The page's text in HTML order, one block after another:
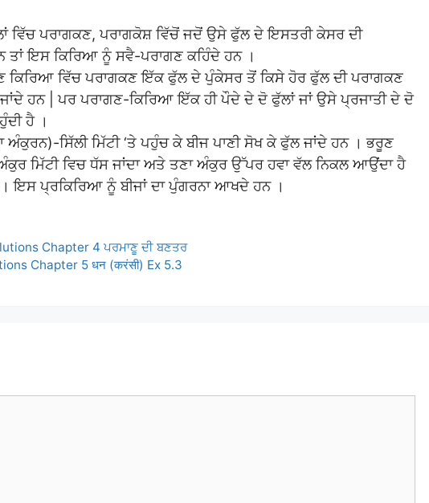
ਵਿੱਚ ਪਰਾਗਕਣ, ਪਰਾਗਕੋਸ਼ ਵਿੱਚੋਂ ਜਦੋਂ ਉਸੇ ਫੁੱਲ ਦੇ ਇਸਤਰੀ ਕੇਸਰ ਦੀ
ਤਾਂ ਇਸ ਕਿਰਿਆ ਨੂੰ ਸਵੈ-ਪਰਾਗਣ ਕਹਿੰਦੇ ਹਨ ।
ਕਿਰਿਆ ਵਿੱਚ ਪਰਾਗਕਣ ਇੱਕ ਫੁੱਲ ਦੇ ਪੁੰਕੇਸਰ ਤੋਂ ਕਿਸੇ ਹੋਰ ਫੁੱਲ ਦੀ ਪਰਾਗਕਣ
ਹਨ | ਪਰ ਪਰਾਗਣ-ਕਿਰਿਆ ਇੱਕ ਹੀ ਪੌਦੇ ਦੇ ਦੋ ਫੁੱਲਾਂ ਜਾਂ ਉਸੇ ਪ੍ਰਜਾਤੀ ਦੇ ਦੋ
ਹੈ ।
ਅੰਕੁਰਨ)-ਸਿੱਲੀ ਮਿੱਟੀ ‘ਤੇ ਪਹੁੰਚ ਕੇ ਬੀਜ ਪਾਣੀ ਸੋਖ ਕੇ ਫੁੱਲ ਜਾਂਦੇ ਹਨ । ਭਰੂਣ
ਮਿੱਟੀ ਵਿਚ ਧੱਸ ਜਾਂਦਾ ਅਤੇ ਤਣਾ ਅੰਕੁਰ ਉੱਪਰ ਹਵਾ ਵੱਲ ਨਿਕਲ ਆਉਂਦਾ ਹੈ
ਇਸ ਪ੍ਰਕਿਰਿਆ ਨੂੰ ਬੀਜਾਂ ਦਾ ਪੁੰਗਰਨਾ ਆਖਦੇ ਹਨ ।
Chapter 4 ਪਰਮਾਣੂ ਦੀ ਬਣਤਰ
Chapter 5 धन (करंसी) Ex 5.3